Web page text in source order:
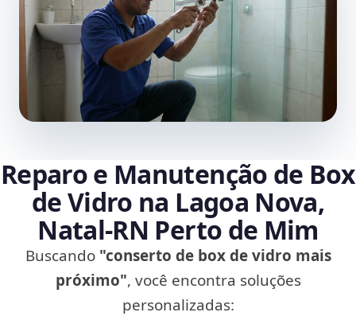
Reparo e Manutenção de Box
de Vidro na Lagoa Nova,
Natal‑RN Perto de Mim
Buscando "conserto de box de vidro mais
próximo", você encontra soluções
personalizadas: